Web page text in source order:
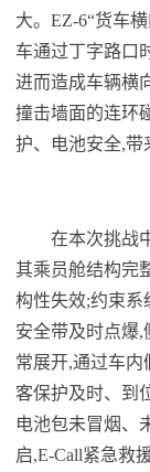
大。EZ-6“货车
车通过丁字路口
进而造成车辆横
撞击墙面的连环
护、电池安全,带
在本次挑战
其乘员舱结构完
构性失效;约束系
安全带及时点爆,
常展开,通过车内
客保护及时、到
电池包未冒烟、
启,E-Call紧急救